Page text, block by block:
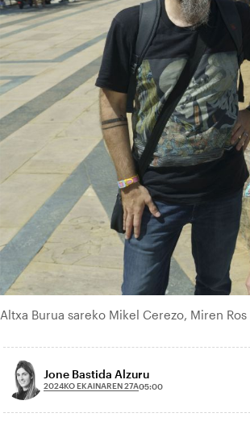
Altxa Burua sareko Mikel Cerezo, Miren Ros
Jone Bastida Alzuru
2024KO EKAINAREN 27A05:00